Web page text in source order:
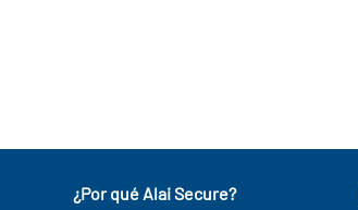
¿Por qué Alai Secure?